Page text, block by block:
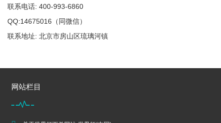
联系电话: 400-993-6860
QQ:14675016（同微信）
联系地址: 北京市房山区琉璃河镇
网站栏目